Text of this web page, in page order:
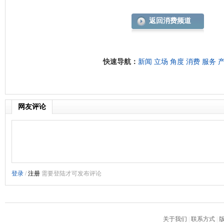
返回消费频道
快速导航： 新闻 立场 角度 消费 服务
网友评论
关于我们 联系方式